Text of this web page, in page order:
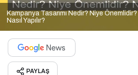
Kampanya Tasarımı Nedir? Niye
Nasıl Yapılır?
PAYLAŞ